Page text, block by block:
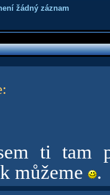
žádný záznam
:
ti tam
můžeme
.